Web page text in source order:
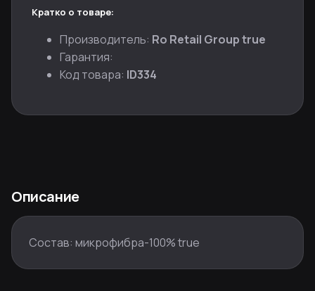
Кратко о товаре:
Производитель: Ro Retail Group true
Гарантия:
Код товара: ID334
Описание
Состав: микрофибра-100% true